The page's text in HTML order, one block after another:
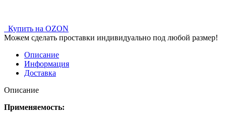
Купить на OZON
Можем сделать проставки индивидуально под любой размер!
Описание
Информация
Доставка
Описание
Применяемость: